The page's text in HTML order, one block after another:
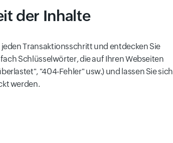
der Inhalte
Transaktionsschritt und entdecken Sie
Schlüsselwörter, die auf Ihren Webseiten
"404-Fehler" usw.) und lassen Sie sich
werden.